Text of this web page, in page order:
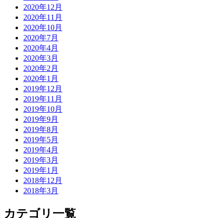
2020年12月
2020年11月
2020年10月
2020年7月
2020年4月
2020年3月
2020年2月
2020年1月
2019年12月
2019年11月
2019年10月
2019年9月
2019年8月
2019年5月
2019年4月
2019年3月
2019年1月
2018年12月
2018年3月
カテゴリ一覧